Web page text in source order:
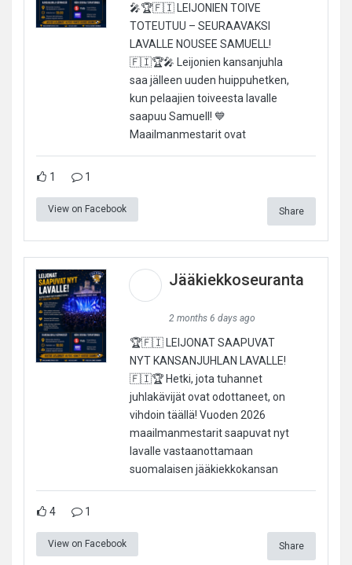
🎤🏆🇫🇮 LEIJONIEN TOIVE
TOTEUTUU – SEURAAVAKSI
LAVALLE NOUSEE SAMUELL!
🇫🇮🏆🎤 Leijonien kansanjuhla
saa jälleen uuden huippuhetken,
kun pelaajien toiveesta lavalle
saapuu Samuell! 💙
Maailmanmestarit ovat
1 1
View on Facebook Share
Jääkiekkoseuranta
2 months 6 days ago
🏆🇫🇮 LEIJONAT SAAPUVAT
NYT KANSANJUHLAN LAVALLE!
🇫🇮🏆 Hetki, jota tuhannet
juhlakävijät ovat odottaneet, on
vihdoin täällä! Vuoden 2026
maailmanmestarit saapuvat nyt
lavalle vastaanottamaan
suomalaisen jääkiekkokansan
4 1
View on Facebook Share